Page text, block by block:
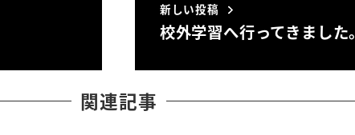
新しい投稿
校外学習へ行ってきました。
関連記事